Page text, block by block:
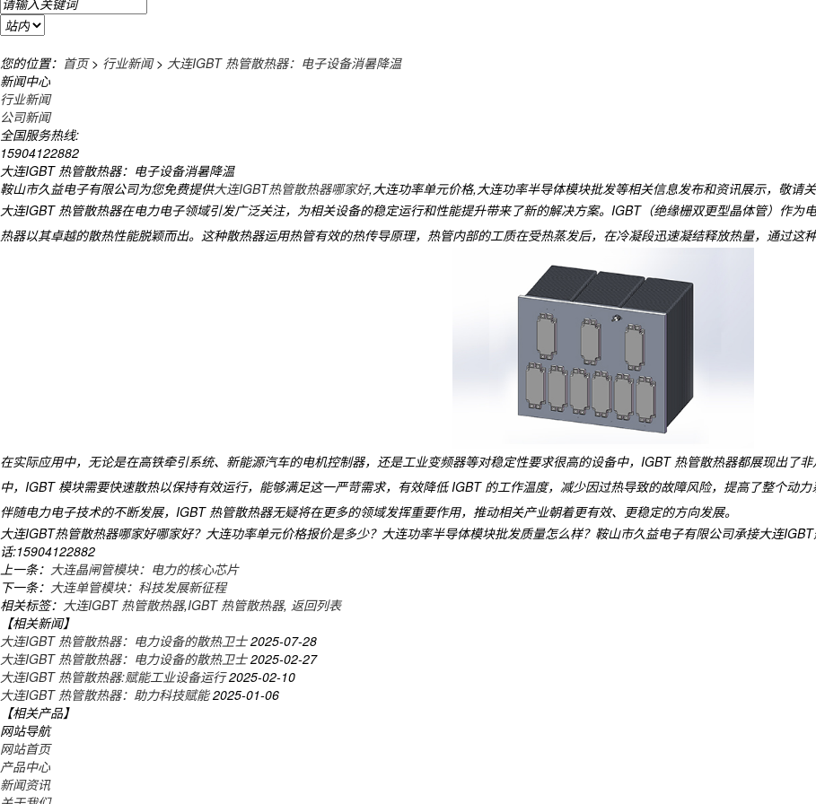
您的位置： 首页> 行业新闻> 大连IGBT 热管散热器：电子设备消暑降温
新闻中心
行业新闻
公司新闻
全国服务热线:
15904122882
大连IGBT 热管散热器：电子设备消暑降温
鞍山市久益电子有限公司为您免费提供大连IGBT热管散热器哪家好,大连功率单元价格,大连功率半导体模块批发等相关信息发布和资讯展示，敬请关
大连IGBT 热管散热器在电力电子领域引发广泛关注，为相关设备的稳定运行和性能提升带来了新的解决方案。IGBT（绝缘栅双更型晶体管）作
热器以其卓越的散热性能脱颖而出。这种散热器运用热管有效的热传导原理，热管内部的工质在受热蒸发后，在冷凝段迅速凝结释放热量，通过这
在实际应用中，无论是在高铁牵引系统、新能源汽车的电机控制器，还是工业变频器等对稳定性要求很高的设备中，IGBT 热管散热器都展现出了
中，IGBT 模块需要快速散热以保持有效运行，能够满足这一严苛需求，有效降低 IGBT 的工作温度，减少因过热导致的故障风险，提高了整个动力
伴随电力电子技术的不断发展，IGBT 热管散热器无疑将在更多的领域发挥重要作用，推动相关产业朝着更有效、更稳定的方向发展。
大连IGBT热管散热器哪家好哪家好？大连功率单元价格报价是多少？大连功率半导体模块批发质量怎么样？鞍山市久益电子有限公司承接大连
话:15904122882
上一条： 大连晶闸管模块：电力的核心芯片
下一条： 大连单管模块：科技发展新征程
相关标签： 大连IGBT 热管散热器,IGBT 热管散热器, 返回列表
【相关新闻】
大连IGBT 热管散热器：电力设备的散热卫士 2025-07-28
大连IGBT 热管散热器：电力设备的散热卫士 2025-02-27
大连IGBT 热管散热器:赋能工业设备运行 2025-02-10
大连IGBT 热管散热器：助力科技赋能 2025-01-06
【相关产品】
网站导航
网站首页
产品中心
新闻资讯